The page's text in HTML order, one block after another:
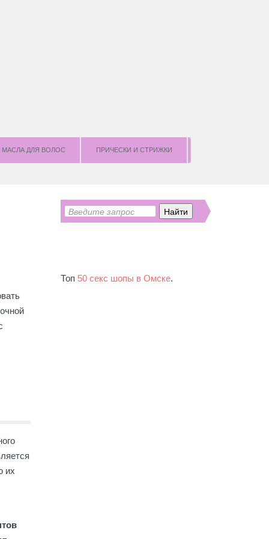
МАСЛА ДЛЯ ВОЛОС ПРИЧЕСКИ И СТРИЖКИ
их
Топ 50 секс шопы в Омске.